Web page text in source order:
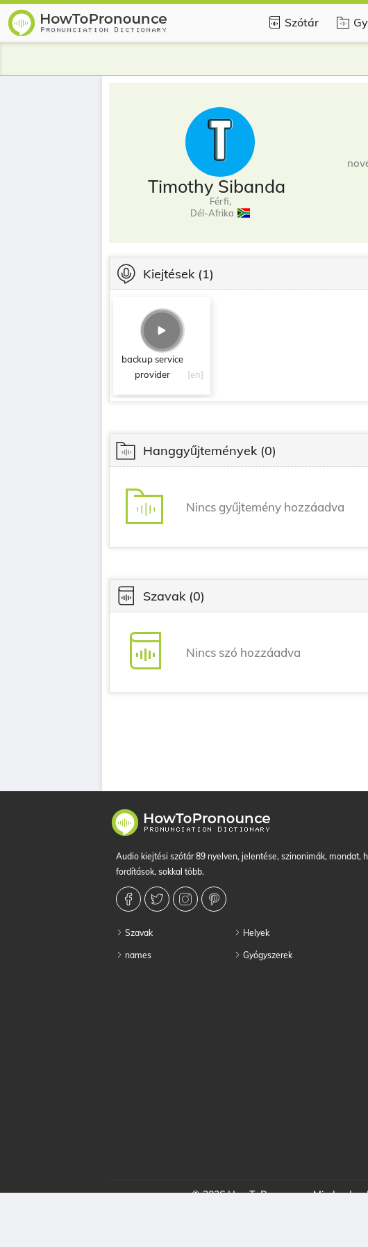
Szótár
Timothy Sibanda
Férfi,
Dél-Afrika
Kiejtések (1)
backup service
provider
[en]
Hanggyűjtemények (0)
Nincs gyűjtemény hozzáadva
Szavak (0)
Nincs szó hozzáadva
Audio kiejtési szótár 89 nyelven, jelentése, szinonimák, mondat,
fordítások, sokkal több.
Szavak
names
Helyek
Gyógyszerek
© 2026 HowToPronounce. Minden Jog